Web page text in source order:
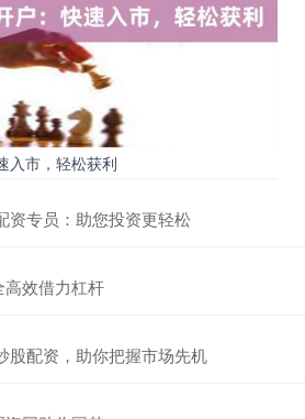
入市，轻松获利
资专员：助您投资更轻松
效借力杠杆
股配资，助你把握市场先机